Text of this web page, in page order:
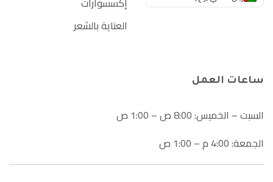
العناية بالشعر
ساعات العمل
السبت – الخميس: 8:00 ص – 1:00 ص
الجمعة: 4:00 م – 1:00 ص